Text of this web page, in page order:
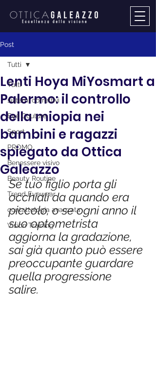
Post
Tutti
sistemi correttivi
Eye Couture
Sport
PROMO
Benessere visivo
Beauty Routine
Trend Eyewear
contattologia avanzata
Vision Training
Tutti
Lenti Hoya MiYosmart a
Palermo: il controllo
della miopia nei
bambini e ragazzi
spiegato da Ottica
Galeazzo
Se tuo figlio porta gli
occhiali da quando era
piccolo, o se ogni anno il
suo optometrista
aggiorna la gradazione,
sai già quanto può essere
preoccupante guardare
quella progressione
salire.